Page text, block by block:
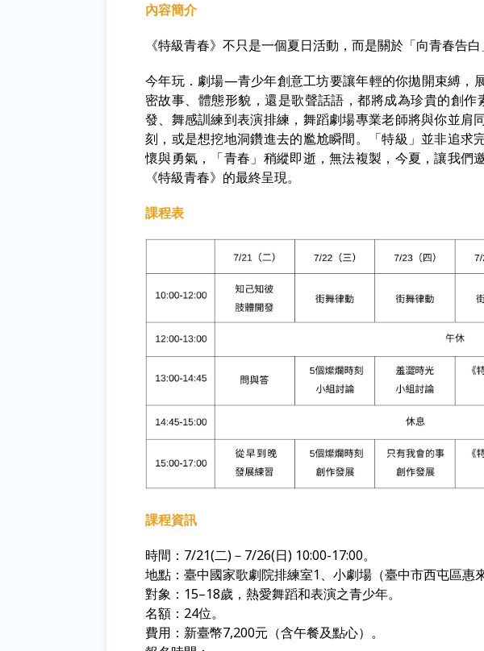
內容簡介
《特級青春》不只是一個夏日活動，而是關於「向青春告白
今年玩．劇場—青少年創意工坊要讓年輕的你拋開束縛，
密故事、體態形貌，還是歌聲話語，都將成為珍貴的創
發、舞感訓練到表演排練，舞蹈劇場專業老師將與你並肩
刻，或是想挖地洞鑽進去的尷尬瞬間。「特級」並非追求
懷與勇氣，「青春」稍縱即逝，無法複製，今夏，讓我們
《特級青春》的最終呈現。
課程表
課程資訊
時間： 7/21(二)－ 7/26(日) 10:00-17:00。
地點：臺中國家歌劇院排練室1、小劇場（臺中市西屯區惠
對象： 15–18歲，熱愛舞蹈和表演之青少年。
名額： 24位。
費用：新臺幣7,200元（含午餐及點心）。